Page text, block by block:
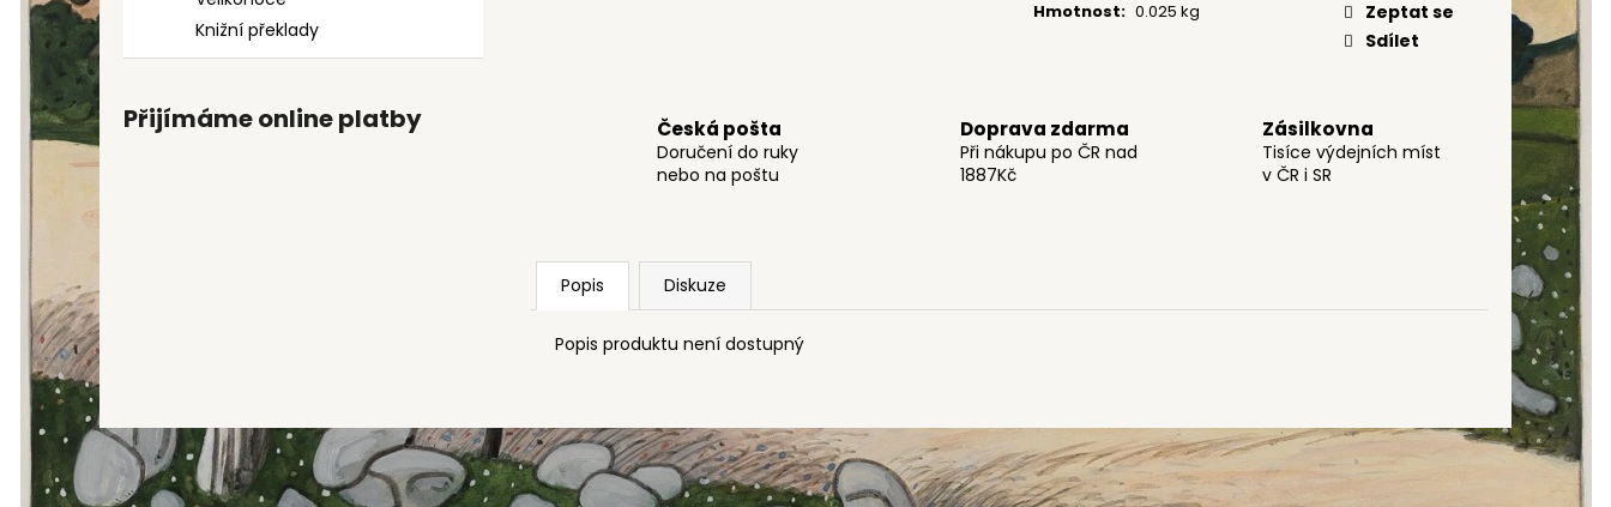
l
Knižní překlady
Přijímáme online platby
Hmotnost: 0.025 kg
Zeptat se
Sdílet
Česká pošta
Doručení do ruky
nebo na poštu
Doprava zdarma
Při nákupu po ČR nad
1887Kč
Zásilkovna
Tisíce výdejních míst
v ČR i SR
Popis Diskuze
Popis produktu není dostupný